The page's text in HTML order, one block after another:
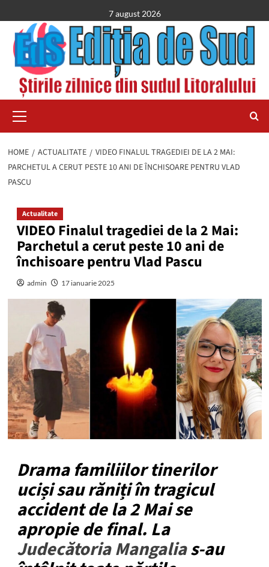
to
content
7 august 2026
Menu
HOME ACTUALITATE
VIDEO FINALUL TRAGEDIEI DE LA 2 MAI:
PARCHETUL A CERUT PESTE 10 ANI DE ÎNCHISOARE PENTRU VLAD
PASCU
Actualitate
VIDEO Finalul tragediei de la 2 Mai:
Parchetul a cerut peste 10 ani de
închisoare pentru Vlad Pascu
admin 17 ianuarie 2025
Drama familiilor tinerilor
uciși sau răniți în tragicul
accident de la 2 Mai se
apropie de final. La
Judecătoria Mangalias-au